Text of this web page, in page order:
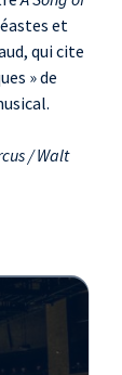
et
qui cite
» de
/ Walt